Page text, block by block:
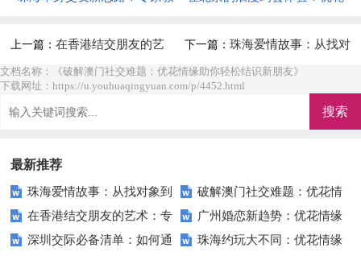
上一篇：在香港结交朋友的艺
术：专家教你用优花情缘建立真
下一篇： 珠海爱情故事：从找对
象到找到爱的旅程
文档名称：《破解澳门社交难题：优花情缘助你轻松结识新朋友》
下载网址：https://u.youhuaqingyuan.com/p/4452.html
最新推荐
珠海爱情故事：从找对象到
找到爱的旅程
破解澳门社交难题：优花情
缘助你轻松结识新朋友
在香港结交朋友的艺术：专
家教你用优花情缘建立真实社交
广州婚恋新趋势：优花情缘
引领爱的潮流
深圳交际必备清单：如何通
珠海约玩大不同：优花情缘